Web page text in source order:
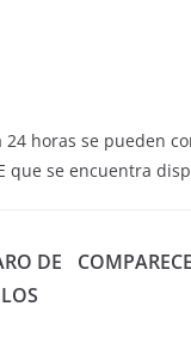
horas se pueden
que se encuentra
DE